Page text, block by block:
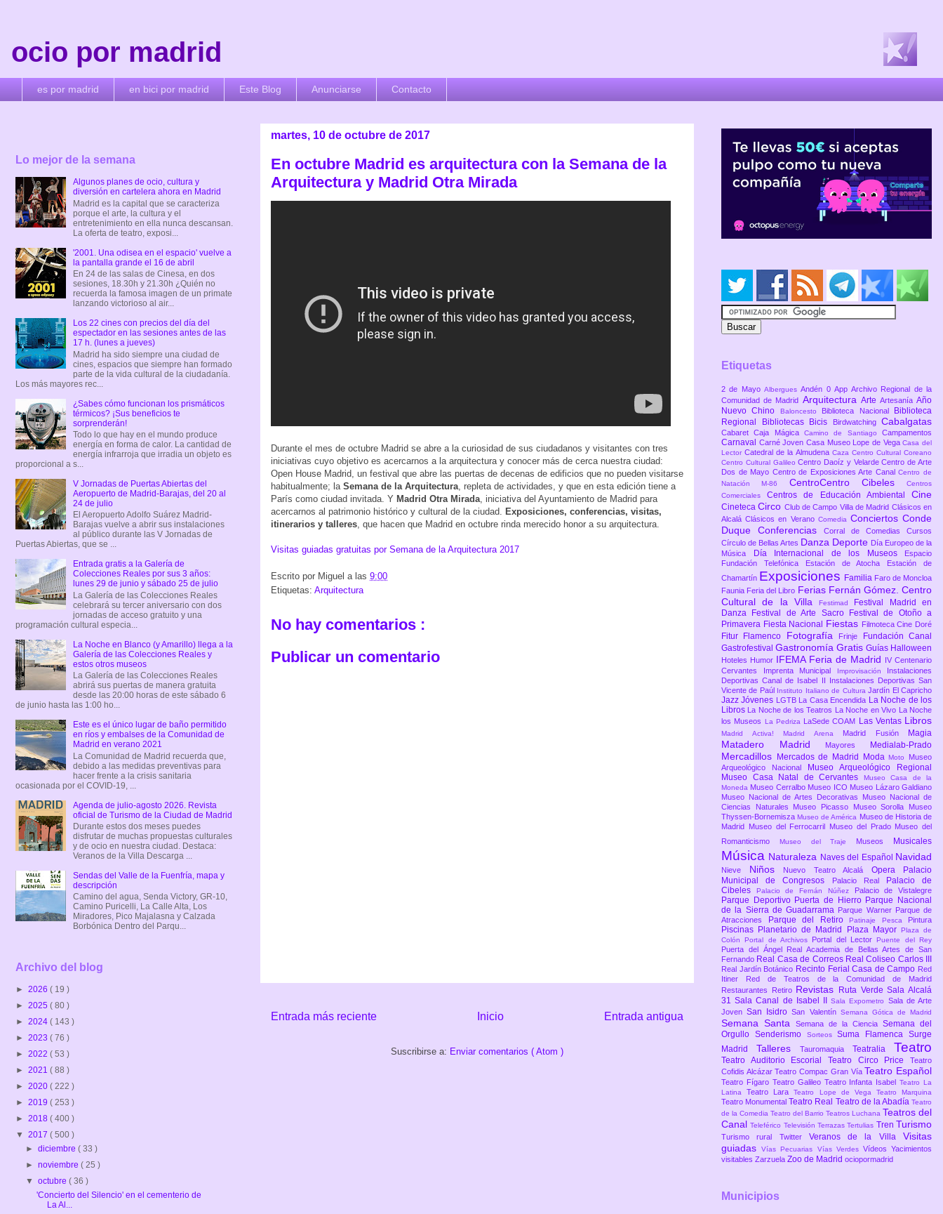
ocio por madrid
es por madrid en bici por madrid Este Blog Anunciarse Contacto
martes, 10 de octubre de 2017
En octubre Madrid es arquitectura con la Semana de la
Arquitectura y Madrid Otra Mirada
Durante el mes de octubre Madrid se abre a la curiosidad de sus ciudadanos y visitantes con tres
iniciativas cuyo objetivo es acercarnos a la arquitectura y conocer más de cerca nuestra ciudad:
Open House Madrid, un festival que abre las puertas de decenas de edificios que no pueden visitarse
habitualmente; la Semana de la Arquitectura , repleta de actividades, y que en esta edición tiene a
París como ciudad invitada. Y Madrid Otra Mirada , iniciativa del Ayuntamiento de Madrid para
acercarnos al patrimonio histórico y cultural de la ciudad.
Exposiciones, conferencias, visitas,
itinerarios y talleres , que hacen que Madrid en octubre rinda merecido honor a su arquitectura.
Visitas guiadas gratuitas por Semana de la Arquitectura 2017
Escrito por Miguel a las 9:00
Etiquetas: Arquitectura
No hay comentarios :
Publicar un comentario
Entrada más reciente Entrada antigua
Inicio
Suscribirse a: Enviar comentarios ( Atom )
Lo mejor de la semana
Algunos planes de ocio, cultura y
diversión en cartelera ahora en Madrid
Madrid es la capital que se caracteriza
porque el arte, la cultura y el
entretenimiento en ella nunca descansan.
La oferta de teatro, exposi...
'2001. Una odisea en el espacio' vuelve a
la pantalla grande el 16 de abril
En 24 de las salas de Cinesa, en dos
sesiones, 18.30h y 21.30h ¿Quién no
recuerda la famosa imagen de un primate
lanzando victorioso al air...
Los 22 cines con precios del día del
espectador en las sesiones antes de las
17 h. (lunes a jueves)
Madrid ha sido siempre una ciudad de
cines, espacios que siempre han formado
parte de la vida cultural de la ciudadanía.
Los más mayores rec...
¿Sabes cómo funcionan los prismáticos
térmicos? ¡Sus beneficios te
sorprenderán!
Todo lo que hay en el mundo produce
energía en forma de calor. La cantidad de
energía infrarroja que irradia un objeto es
proporcional a s...
V Jornadas de Puertas Abiertas del
Aeropuerto de Madrid-Barajas, del 20 al
24 de julio
El Aeropuerto Adolfo Suárez Madrid-
Barajas vuelve a abrir sus instalaciones
al público durante las V Jornadas de
Puertas Abiertas, que se ...
Entrada gratis a la Galería de
Colecciones Reales por sus 3 años:
lunes 29 de junio y sábado 25 de julio
La Galería de las Colecciones Reales
celebrará su tercer aniversario con dos
jornadas de acceso gratuito y una
programación cultural especia...
La Noche en Blanco (y Amarillo) llega a la
Galería de las Colecciones Reales y
estos otros museos
La Galería de las Colecciones Reales
abrirá sus puertas de manera gratuita
desde las 20:00 horas de este sábado 6
de junio hasta las 1:00 ho...
Este es el único lugar de baño permitido
en ríos y embalses de la Comunidad de
Madrid en verano 2021
La Comunidad de Madrid recuerda que,
debido a las medidas preventivas para
hacer frente a la crisis sanitaria
ocasionada por el COVID-19, ...
Agenda de julio-agosto 2026. Revista
oficial de Turismo de la Ciudad de Madrid
Durante estos dos meses puedes
disfrutar de muchas propuestas culturales
y de ocio en nuestra ciudad. Destaca:
Veranos de la Villa Descarga ...
Sendas del Valle de la Fuenfría, mapa y
descripción
Camino del agua, Senda Victory, GR-10,
Camino Puricelli, La Calle Alta, Los
Miradores, Pico Majalasna y Calzada
Borbónica Dentro del Parqu...
Archivo del blog
► 2026 ( 19 )
► 2025 ( 80 )
► 2024 ( 143 )
► 2023 ( 76 )
► 2022 ( 53 )
► 2021 ( 88 )
► 2020 ( 222 )
► 2019 ( 253 )
► 2018 ( 400 )
▼ 2017 ( 500 )
►diciembre( 33 )
►noviembre( 25 )
▼octubre( 36 )
'Concierto del Silencio' en el cementerio de
La Al...
Etiquetas
2 de Mayo AlberguesAndén 0 AppArchivo Regional de la
Comunidad de Madrid Arquitectura Arte ArtesaníaAño
Nuevo Chino
Baloncesto Biblioteca Nacional
Biblioteca
Regional
Bibliotecas Bicis Birdwatching Cabalgatas
CabaretCaja MágicaCamino de SantiagoCampamentos
Carnaval Carné JovenCasa Museo Lope de VegaCasa del
LectorCatedral de la Almudena Caza Centro Cultural Coreano
Centro Cultural GalileoCentro Daoíz y VelardeCentro de Arte
Dos de Mayo Centro de Exposiciones Arte CanalCentro de
Natación M-86 CentroCentro Cibeles
Centros
ComercialesCentros de Educación AmbientalCine
CinetecaCirco Club de Campo Villa de Madrid Clásicos en
AlcaláClásicos en Verano Comedia ConciertosConde
Duque Conferencias Corral de Comedias Cursos
Círculo de Bellas Artes Danza Deporte Día Europeo de la
Música
Día Internacional de los Museos
Espacio
Fundación Telefónica
Estación de Atocha
Estación de
Chamartín Exposiciones Familia Faro de Moncloa
Faunia Feria del Libro Ferias Fernán Gómez. Centro
Cultural de la VillaFestimad
Festival Madrid en
Danza
Festival de Arte Sacro
Festival de Otoño a
Primavera Fiesta Nacional Fiestas Filmoteca Cine Doré
Fitur Flamenco Fotografía Frinje
Fundación Canal
Gastrofestival Gastronomía Gratis Guías Halloween
Hoteles Humor IFEMA Feria de Madrid
IV Centenario
Cervantes
Imprenta Municipal Improvisación
Instalaciones
Deportivas Canal de Isabel II
Instalaciones Deportivas San
Vicente de Paúl
Instituto Italiano de CulturaJardín El Capricho
JazzJóvenes LGTB La Casa Encendida La Noche de los
Libros
La Noche de los Teatros La Noche en Vivo
La Noche
los Museos
La Pedriza LaSede COAM Las Ventas Libros
Madrid Activa! Madrid Arena Madrid Fusión Magia
Matadero Madrid Mayores Medialab-Prado
Mercadillos Mercados de Madrid ModaMoto Museo
Arqueológico Nacional
Museo Arqueológico Regional
Museo Casa Natal de Cervantes
Museo Casa de la
Moneda Museo Cerralbo Museo ICO Museo Lázaro Galdiano
Museo Nacional de Artes Decorativas Museo Nacional de
Ciencias Naturales Museo Picasso Museo Sorolla Museo
Thyssen-BornemiszaMuseo de América Museo de Historia de
Madrid
Museo del Ferrocarril Museo del Prado Museo del
Romanticismo
Museo del Traje Museos Musicales
Música Naturaleza Naves del Español Navidad
Nieve Niños Nuevo Teatro Alcalá Opera
Palacio
Municipal de Congresos
Palacio Real
Palacio de
Cibeles
Palacio de Fernán Núñez Palacio de Vistalegre
Parque Deportivo Puerta de Hierro Parque Nacional
de la Sierra de Guadarrama Parque Warner Parque de
Atracciones
Parque del Retiro Patinaje Pesca Pintura
Piscinas Planetario de Madrid Plaza Mayor
Plaza de
Colón Portal de Archivos Portal del LectorPuente del Rey
Puerta del Ángel
Real Academia de Bellas Artes de San
Fernando Real Casa de Correos Real Coliseo Carlos III
Real Jardín Botánico Recinto Ferial Casa de Campo Red
Itiner
Red de Teatros de la Comunidad de Madrid
Restaurantes
Retiro Revistas Ruta VerdeSala Alcalá
31Sala Canal de Isabel IISala Expometro Sala de Arte
JovenSan IsidroSan Valentín Semana Gótica de Madrid
Semana Santa Semana de la Ciencia Semana del
Orgullo Senderismo SorteosSuma FlamencaSurge
Madrid Talleres Tauromaquia Teatralia Teatro
Teatro Auditorio Escorial Teatro Circo Price Teatro
Cofidis AlcázarTeatro Compac Gran Vía Teatro Español
Teatro Fígaro Teatro Galileo Teatro Infanta IsabelTeatro La
Latina Teatro LaraTeatro Lope de Vega Teatro Marquina
Teatro Monumental Teatro Real Teatro de la Abadía Teatro
de la Comedia Teatro del Barrio Teatros Luchana Teatros del
CanalTeleférico TelevisiónTerrazasTertulias Tren Turismo
Turismo rural Twitter Veranos de la VillaVisitas
guiadasVías Pecuarias Vías Verdes VídeosYacimientos
visitables Zarzuela Zoo de Madrid ociopormadrid
Municipios